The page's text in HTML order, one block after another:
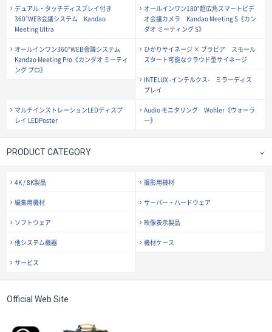
デュアル・タッチディスプレイ付き
360°WEB会議システム Kandao
Meeting Ultra
オールインワン180°超広角スマートビデ
オ会議カメラ Kandao Meeting S《カン
ダオ ミーティング S》
オールインワン360°WEB会議システム
Kandao Meeting Pro《カンダオ ミーティ
ング プロ》
ひかりサイネージ × ブラビア スモール
スタート可能なクラウド型サイネージ
INTELUX -インテルクス- ミラーディス
プレイ
マルチインストレーションLEDディスプ
レイ LEDPoster
Audio モニタリング Wohler《ウォーラ
ー》
PRODUCT CATEGORY
4K / 8K製品 撮影用機材
編集用機材 サーバー・ハードウェア
ソフトウェア 映像表示製品
他システム機器 機材ケース
サービス
Official Web Site